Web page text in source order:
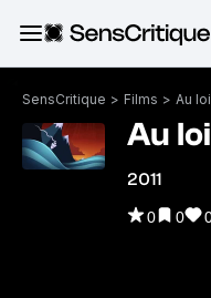
SensCritique > Films > Au
Au
2011
0 0